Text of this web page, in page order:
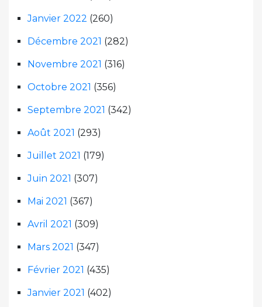
Janvier 2022 (260)
Décembre 2021 (282)
Novembre 2021 (316)
Octobre 2021 (356)
Septembre 2021 (342)
Août 2021 (293)
Juillet 2021 (179)
Juin 2021 (307)
Mai 2021 (367)
Avril 2021 (309)
Mars 2021 (347)
Février 2021 (435)
Janvier 2021 (402)